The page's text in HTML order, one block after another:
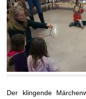
Der klingende